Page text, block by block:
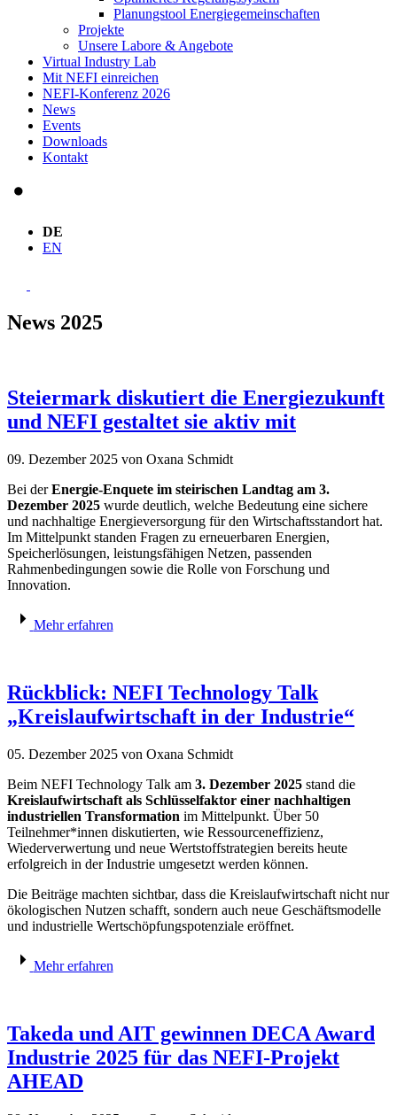
Planungstool Energiegemeinschaften
Projekte
Unsere Labore & Angebote
Virtual Industry Lab
Mit NEFI einreichen
NEFI-Konferenz 2026
News
Events
Downloads
Kontakt
DE
EN
News 2025
Steiermark diskutiert die Energiezukunft
und NEFI gestaltet sie aktiv mit
09. Dezember 2025 von Oxana Schmidt
Bei derEnergie-Enquete im steirischen Landtag am 3.
Dezember 2025 wurde deutlich, welche Bedeutung eine sichere
und nachhaltige Energieversorgung für den Wirtschaftsstandort hat.
Im Mittelpunkt standen Fragen zu erneuerbaren Energien,
Speicherlösungen, leistungsfähigen Netzen, passenden
Rahmenbedingungen sowie die Rolle von Forschung und
Innovation.
Mehr erfahren
Rückblick: NEFI Technology Talk
„Kreislaufwirtschaft in der Industrie“
05. Dezember 2025 von Oxana Schmidt
Beim NEFI Technology Talk am 3. Dezember 2025 stand die
Kreislaufwirtschaft als Schlüsselfaktor einer nachhaltigen
industriellen Transformation im Mittelpunkt. Über 50
Teilnehmer*innen diskutierten, wie Ressourceneffizienz,
Wiederverwertung und neue Wertstoffstrategien bereits heute
erfolgreich in der Industrie umgesetzt werden können.
Die Beiträge machten sichtbar, dass die Kreislaufwirtschaft nicht nur
ökologischen Nutzen schafft, sondern auch neue Geschäftsmodelle
und industrielle Wertschöpfungspotenziale eröffnet.
Mehr erfahren
Takeda und AIT gewinnen DECA Award
Industrie 2025 für das NEFI-Projekt
AHEAD